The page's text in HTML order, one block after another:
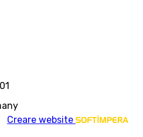
Creare website